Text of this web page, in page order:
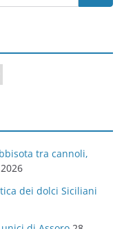
tra cannoli,
dei dolci Siciliani